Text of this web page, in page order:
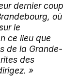
dernier coup
où
le
ce lieu que
de la Grande-
des
»